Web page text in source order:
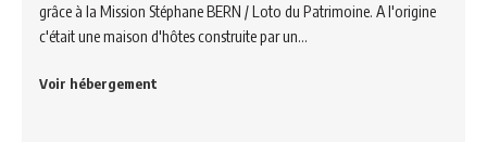
grâce à la Mission Stéphane BERN / Loto du Patrimoine. A l'origine
c'était une maison d'hôtes construite par un…
Voir hébergement